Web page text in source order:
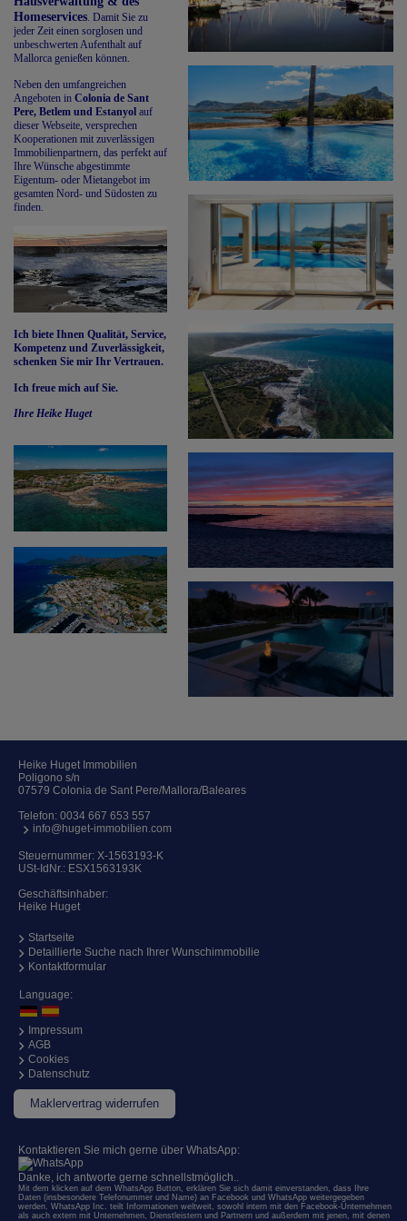
Homeservices. Damit Sie zu
jeder Zeit einen sorglosen und
unbeschwerten Aufenthalt auf
Mallorca genießen können.
Neben den umfangreichen
Angeboten in Colonia de Sant
Pere, Betlem und Estanyol auf
dieser Webseite, versprechen
Kooperationen mit zuverlässigen
Immobilienpartnern, das perfekt auf
Ihre Wünsche abgestimmte
Eigentum- oder Mietangebot im
gesamten Nord- und Südosten zu
finden.
Ich biete Ihnen Qualität, Service,
Kompetenz und Zuverlässigkeit,
schenken Sie mir Ihr Vertrauen.
Ich freue mich auf Sie.
Ihre Heike Huget
Heike Huget Immobilien
Poligono s/n
07579 Colonia de Sant Pere/Mallora/Baleares
Telefon: 0034 667 653 557
info@huget-immobilien.com
Steuernummer: X-1563193-K
USt-IdNr.: ESX1563193K
Geschäftsinhaber:
Heike Huget
Startseite
Detaillierte Suche nach Ihrer Wunschimmobilie
Kontaktformular
Language:
Impressum
AGB
Cookies
Datenschutz
Maklervertrag widerrufen
Kontaktieren Sie mich gerne über WhatsApp:
Danke, ich antworte gerne schnellstmöglich..
Mit dem klicken auf dem WhatsApp Button, erklären Sie sich damit einverstanden, dass Ihre
Daten (insbesondere Telefonummer und Name) an Facebook und WhatsApp weitergegeben
werden. WhatsApp Inc. teilt Informationen weltweit, sowohl intern mit den Facebook-Unternehmen
als auch extern mit Unternehmen, Dienstleistern und Partnern und außerdem mit jenen, mit denen